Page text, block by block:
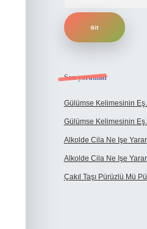
Son yorumlar
Gülümse Kelimesinin Eş
Gülümse Kelimesinin Eş
Alkolde Cila Ne Işe Yarar
Alkolde Cila Ne Işe Yarar
Çakıl Taşı Pürüzlü Mü